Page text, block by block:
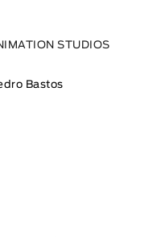
STUDIOS
Bastos